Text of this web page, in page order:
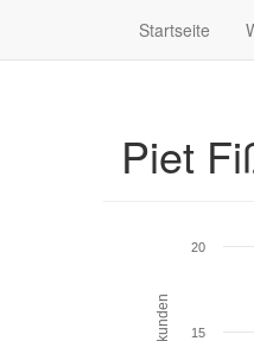
Startseite
Piet
Sekunden 15
20